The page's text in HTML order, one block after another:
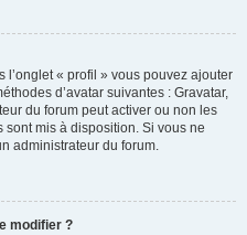
l’onglet « profil » vous pouvez ajouter
d’avatar suivantes : Gravatar,
du forum peut activer ou non les
mis à disposition. Si vous ne
administrateur du forum.
modifier ?